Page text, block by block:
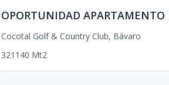
Cocotal Golf & Country Club, Bávaro
321 140 Mt2